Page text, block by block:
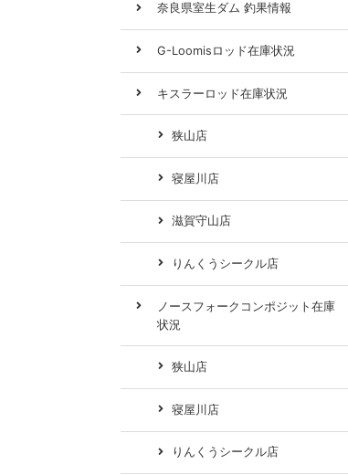
奈良県室生ダム 釣果情報
G-Loomisロッド在庫状況
キスラーロッド在庫状況
狭山店
寝屋川店
滋賀守山店
りんくうシークル店
ノースフォークコンポジット在庫
状況
狭山店
寝屋川店
りんくうシークル店